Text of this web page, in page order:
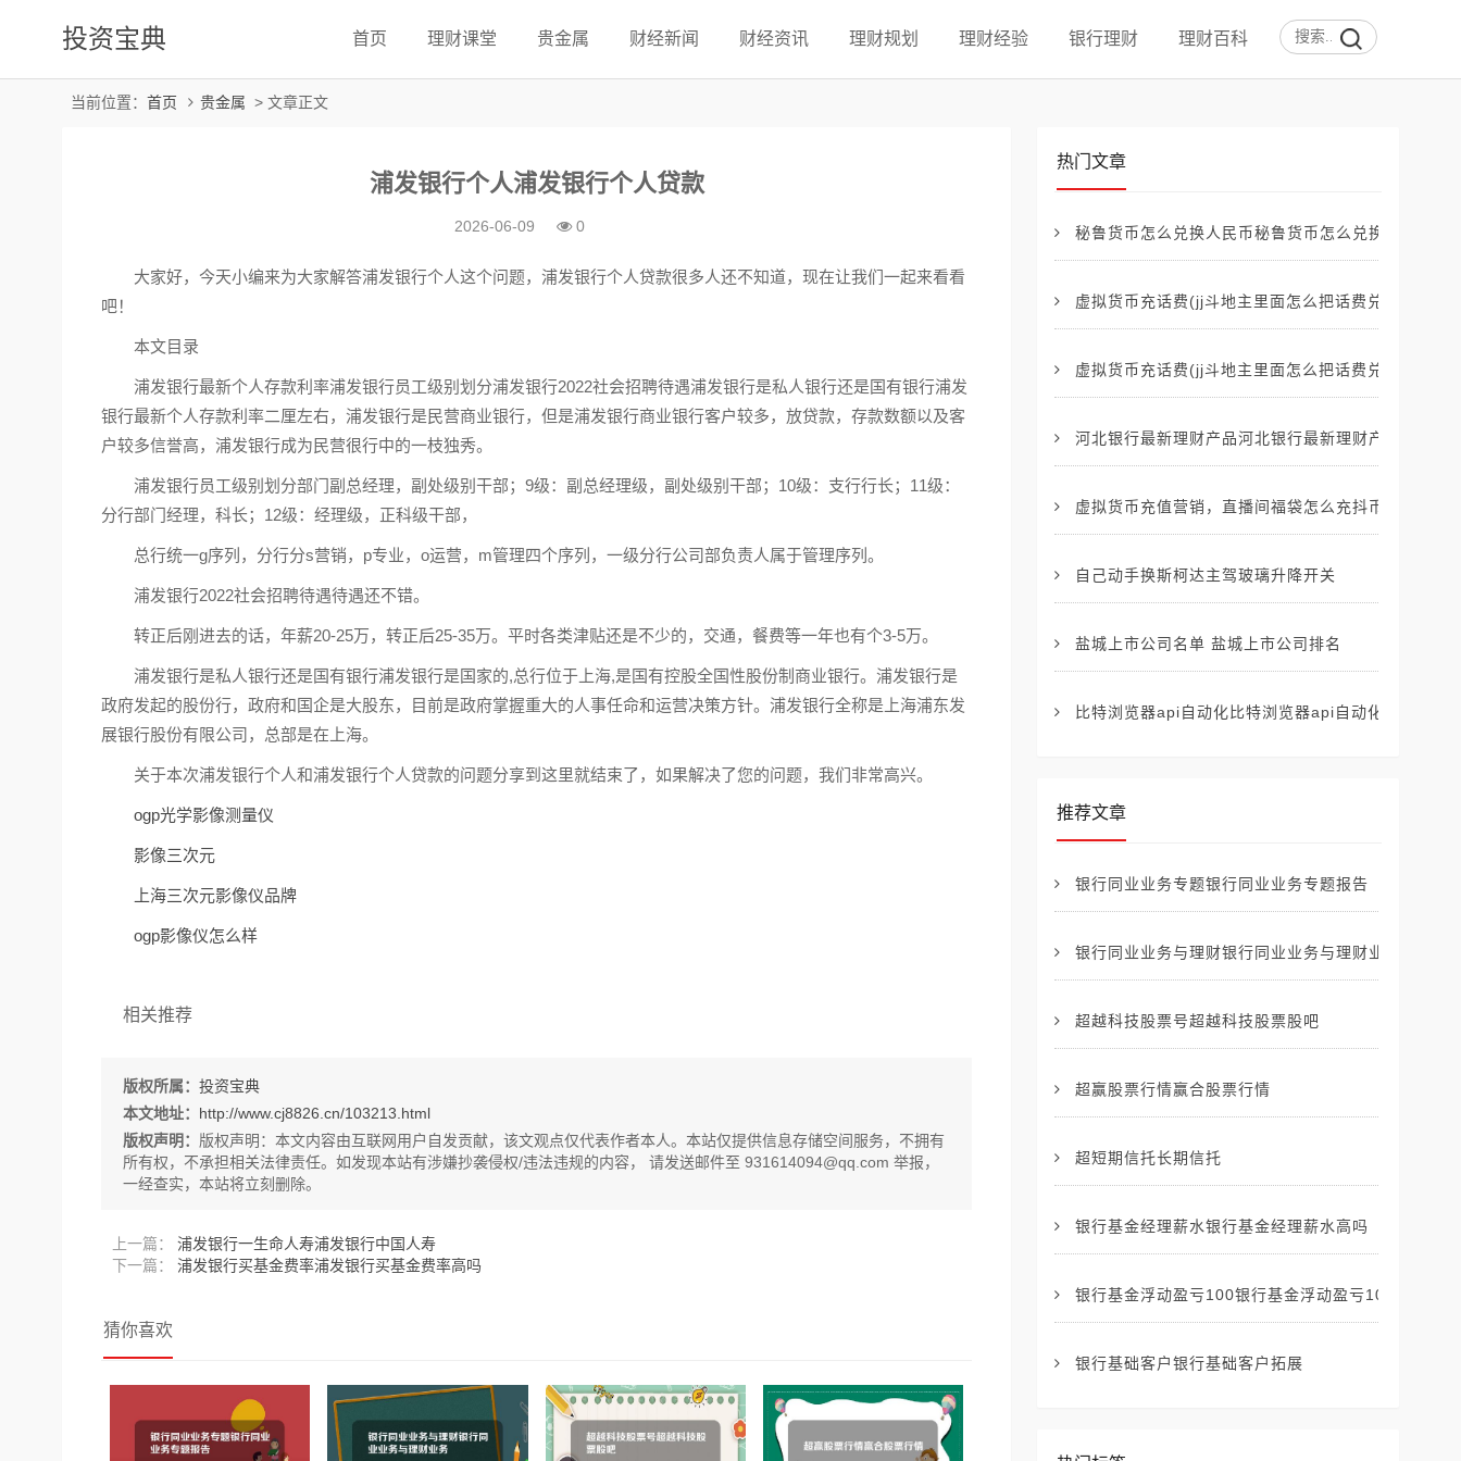
投资宝典 首页 理财课堂 贵金属 财经新闻 财经资讯 理财规划 理财经验 银行理财 理财百科
当前位置： 首页 贵金属 > 文章正文
浦发银行个人浦发银行个人贷款
2026-06-09 0
大家好，今天小编来为大家解答浦发银行个人这个问题，浦发银行个人贷款很多人还不知道，现在让我们一起来看看
吧！
本文目录
浦发银行最新个人存款利率浦发银行员工级别划分浦发银行2022社会招聘待遇浦发银行是私人银行还是国有银行浦发
银行最新个人存款利率二厘左右，浦发银行是民营商业银行，但是浦发银行商业银行客户较多，放贷款，存款数额以及客
户较多信誉高，浦发银行成为民营很行中的一枝独秀。
浦发银行员工级别划分部门副总经理，副处级别干部；9级：副总经理级，副处级别干部；10级：支行行长；11级：
分行部门经理，科长；12级：经理级，正科级干部，
总行统一g序列，分行分s营销，p专业，o运营，m管理四个序列，一级分行公司部负责人属于管理序列。
浦发银行2022社会招聘待遇待遇还不错。
转正后刚进去的话，年薪20-25万，转正后25-35万。平时各类津贴还是不少的，交通，餐费等一年也有个3-5万。
浦发银行是私人银行还是国有银行浦发银行是国家的,总行位于上海,是国有控股全国性股份制商业银行。浦发银行是
政府发起的股份行，政府和国企是大股东，目前是政府掌握重大的人事任命和运营决策方针。浦发银行全称是上海浦东发
展银行股份有限公司，总部是在上海。
关于本次浦发银行个人和浦发银行个人贷款的问题分享到这里就结束了，如果解决了您的问题，我们非常高兴。
ogp光学影像测量仪
影像三次元
上海三次元影像仪品牌
ogp影像仪怎么样
相关推荐
版权所属： 投资宝典
本文地址： http://www.cj8826.cn/103213.html
版权声明： 版权声明： 本文内容由互联网用户自发贡献，该文观点仅代表作者本人。本站仅提供信息存储空间服务，不拥有
所有权，不承担相关法律责任。如发现本站有涉嫌抄袭侵权/违法违规的内容， 请发送邮件至 931614094@qq.com 举报，
一经查实，本站将立刻删除。
上一篇：
浦发银行一生命人寿浦发银行中国人寿
下一篇：
浦发银行买基金费率浦发银行买基金费率高吗
猜你喜欢
热门文章
秘鲁货币怎么兑换人民币秘鲁货币怎么兑换人民币的.
虚拟货币充话费(jj斗地主里面怎么把话费兑换成金币)
虚拟货币充话费(jj斗地主里面怎么把话费兑换成金币)
河北银行最新理财产品河北银行最新理财产品收益【
虚拟货币充值营销，直播间福袋怎么充抖币
自己动手换斯柯达主驾玻璃升降开关
盐城上市公司名单 盐城上市公司排名
比特浏览器api自动化比特浏览器api自动化下载
推荐文章
银行同业业务专题银行同业业务专题报告
银行同业业务与理财银行同业业务与理财业务
超越科技股票号超越科技股票股吧
超赢股票行情赢合股票行情
超短期信托长期信托
银行基金经理薪水银行基金经理薪水高吗
银行基金浮动盈亏100银行基金浮动盈亏100万
银行基础客户银行基础客户拓展